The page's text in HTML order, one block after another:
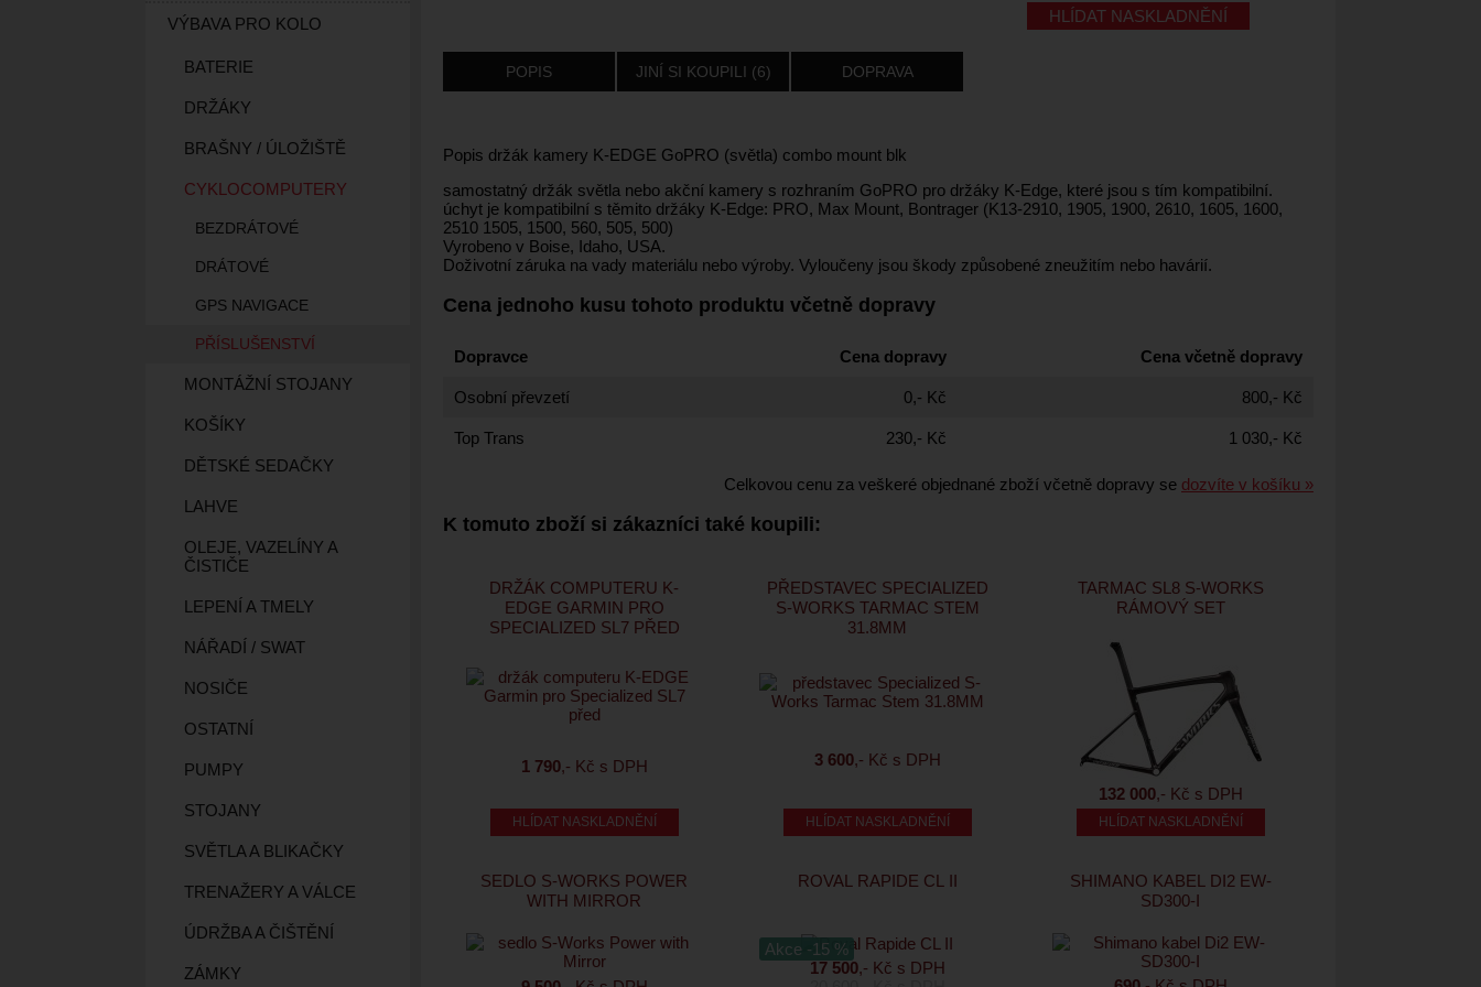
VÝBAVA PRO KOLO
BATERIE
DRŽÁKY
BRAŠNY / ÚLOŽIŠTĚ
CYKLOCOMPUTERY
BEZDRÁTOVÉ
DRÁTOVÉ
GPS NAVIGACE
PŘÍSLUŠENSTVÍ
MONTÁŽNÍ STOJANY
KOŠÍKY
DĚTSKÉ SEDAČKY
LAHVE
OLEJE, VAZELÍNY A
ČISTIČE
LEPENÍ A TMELY
NÁŘADÍ / SWAT
NOSIČE
OSTATNÍ
PUMPY
STOJANY
SVĚTLA A BLIKAČKY
TRENAŽERY A VÁLCE
ÚDRŽBA A ČIŠTĚNÍ
ZÁMKY
HLÍDAT NASKLADNĚNÍ
POPIS JINÍ SI KOUPILI (6) DOPRAVA
Popis držák kamery K-EDGE GoPRO (světla) combo mount blk
samostatný držák světla nebo akční kamery s rozhraním GoPRO pro držáky K-Edge, které jsou s tím kompatibilní.
úchyt je kompatibilní s těmito držáky K-Edge: PRO, Max Mount, Bontrager (K13-2910, 1905, 1900, 2610, 1605, 1600,
2510 1505, 1500, 560, 505, 500)
Vyrobeno v Boise, Idaho, USA.
Doživotní záruka na vady materiálu nebo výroby. Vyloučeny jsou škody způsobené zneužitím nebo havárií.
Cena jednoho kusu tohoto produktu včetně dopravy
Dopravce Cena dopravy Cena včetně dopravy
Osobní převzetí 0,- Kč 800,- Kč
Top Trans 230,- Kč 1 030,- Kč
Celkovou cenu za veškeré objednané zboží včetně dopravy se dozvíte v košíku »
K tomuto zboží si zákazníci také koupili:
DRŽÁK COMPUTERU K-
EDGE GARMIN PRO
SPECIALIZED SL7 PŘED
1 790,- Kč s DPH
HLÍDAT NASKLADNĚNÍ
PŘEDSTAVEC SPECIALIZED
S-WORKS TARMAC STEM
31.8MM
3 600,- Kč s DPH
HLÍDAT NASKLADNĚNÍ
TARMAC SL8 S-WORKS
RÁMOVÝ SET
132 000,- Kč s DPH
HLÍDAT NASKLADNĚNÍ
SEDLO S-WORKS POWER
WITH MIRROR
ROVAL RAPIDE CL II
Akce -15 %
17 500,- Kč s DPH
SHIMANO KABEL DI2 EW-
SD300-I